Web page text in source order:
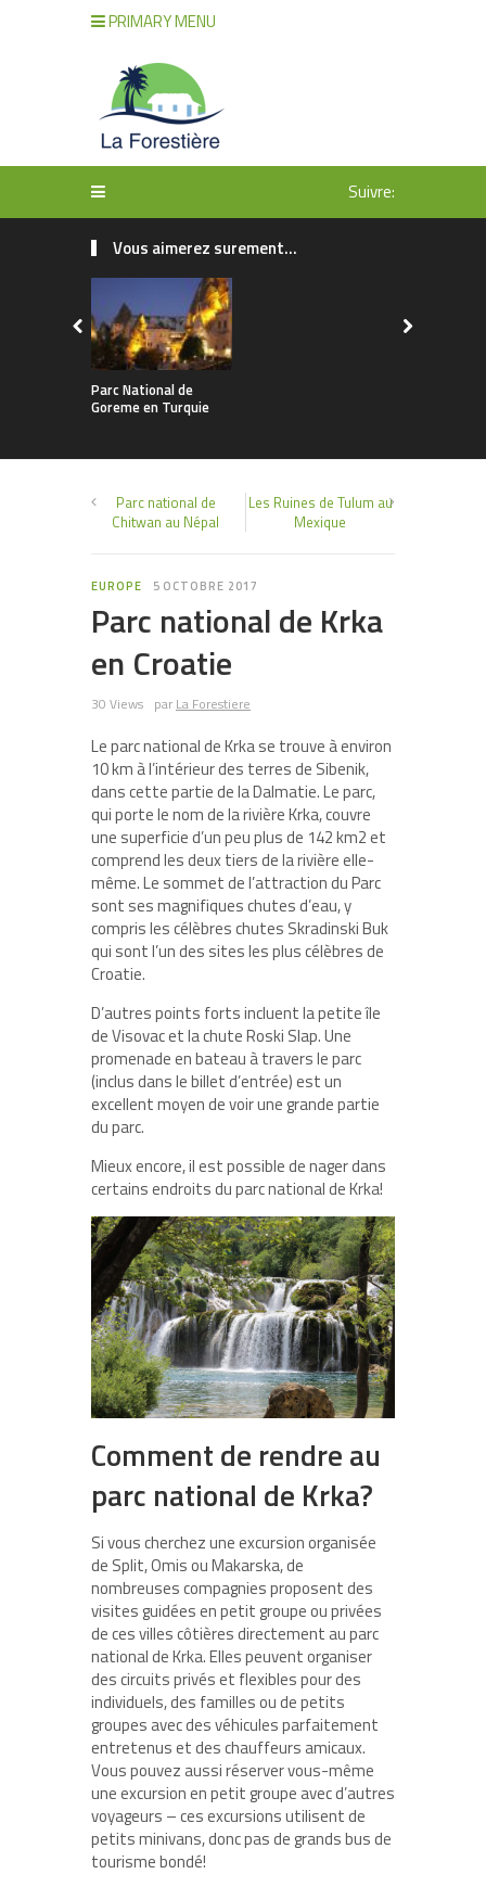
PRIMARY MENU
Suivre:
Vous aimerez surement...
Parc National de
Goreme en Turquie
Parc national de
Chitwan au Népal
Les Ruines de Tulum au
Mexique
EUROPE 5 OCTOBRE 2017
Parc national de Krka
en Croatie
30 Views par La Forestiere
Le parc national de Krka se trouve à environ
10 km à l’intérieur des terres de Sibenik,
dans cette partie de la Dalmatie. Le parc,
qui porte le nom de la rivière Krka, couvre
une superficie d’un peu plus de 142 km2 et
comprend les deux tiers de la rivière elle-
même. Le sommet de l’attraction du Parc
sont ses magnifiques chutes d’eau, y
compris les célèbres chutes Skradinski Buk
qui sont l’un des sites les plus célèbres de
Croatie.
D’autres points forts incluent la petite île
de Visovac et la chute Roski Slap. Une
promenade en bateau à travers le parc
(inclus dans le billet d’entrée) est un
excellent moyen de voir une grande partie
du parc.
Mieux encore, il est possible de nager dans
certains endroits du parc national de Krka!
Comment de rendre au
parc national de Krka?
Si vous cherchez une excursion organisée
de Split, Omis ou Makarska, de
nombreuses compagnies proposent des
visites guidées en petit groupe ou privées
de ces villes côtières directement au parc
national de Krka. Elles peuvent organiser
des circuits privés et flexibles pour des
individuels, des familles ou de petits
groupes avec des véhicules parfaitement
entretenus et des chauffeurs amicaux.
Vous pouvez aussi réserver vous-même
une excursion en petit groupe avec d’autres
voyageurs – ces excursions utilisent de
petits minivans, donc pas de grands bus de
tourisme bondé!